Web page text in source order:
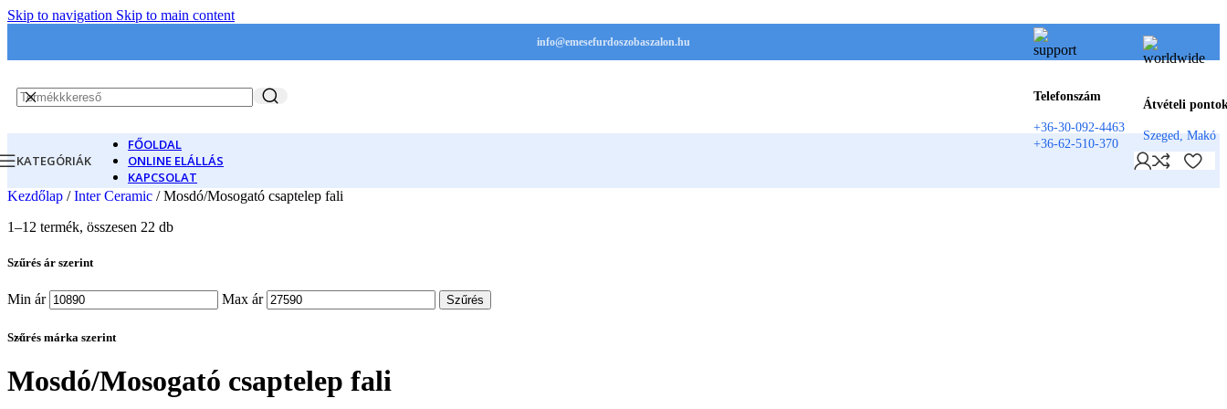
Skip to navigation Skip to main content
info@emesefurdoszobaszalon.hu
Telefonszám
+36-30-092-4463
+36-62-510-370
Átvételi
Szeged, Makó
KATEGÓRIÁK
FŐOLDAL
ONLINE ELÁLLÁS
KAPCSOLAT
Kezdőlap / Inter Ceramic / Mosdó/Mosogató csaptelep fali
1–12 termék, összesen 22 db
Szűrés ár szerint
Min ár Max ár Szűrés
Szűrés márka szerint
Mosdó/Mosogató csaptelep fali